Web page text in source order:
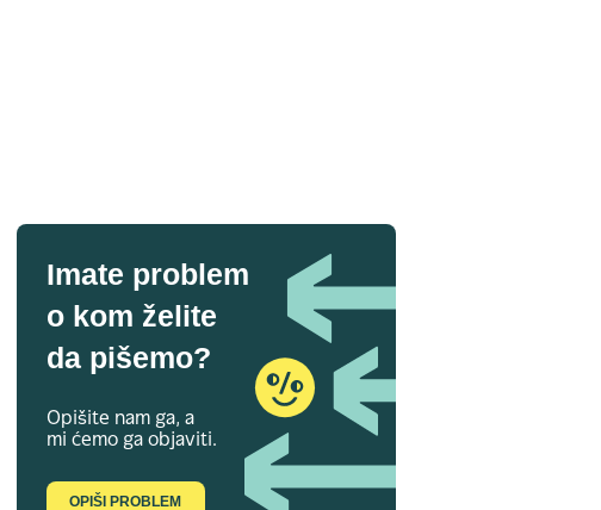
Imate problem
o kom želite
da pišemo?
Opišite nam ga, a
mi ćemo ga objaviti.
OPIŠI PROBLEM